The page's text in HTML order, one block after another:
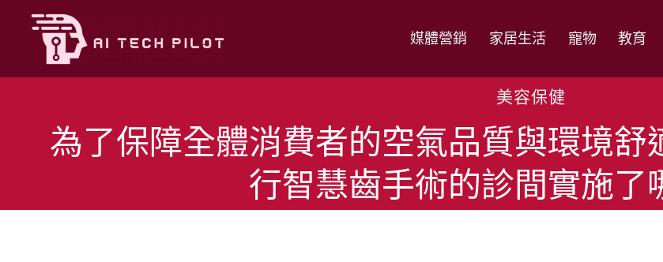
content
媒體營銷 家居生活 寵物 教育
美容保健
為了保障全體消費者的空氣品質與環境
行智慧齒手術的診間實施了